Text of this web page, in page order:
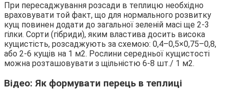
При пересаджування розсади в теплицю необхідно
враховувати той факт, що для нормального розвитку
кущ повинен додати до загальної зеленій масі ще 2-3
гілки. Сорти (гібриди), яким властива досить висока
кущистість, розсаджують за схемою: 0,4–0,5×0,75–0,8,
або 2-6 кущів на 1 м2. Рослини середньої кущистості
можна розташовувати з щільністю 6-8 шт./ 1 м2.
Відео: Як формувати перець в теплиці